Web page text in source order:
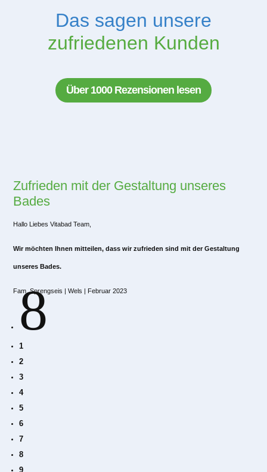
Das sagen unsere
zufriedenen Kunden
Über 1000 Rezensionen lesen
Zufrieden mit der Gestaltung unseres
Bades
Hallo Liebes Vitabad Team,
Wir möchten Ihnen mitteilen, dass wir zufrieden sind mit der Gestaltung
unseres Bades.
Fam. Sprengseis | Wels | Februar 2023
8
1
2
3
4
5
6
7
8
9